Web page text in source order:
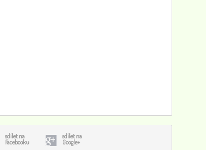
koupelová koule vaječný koňak 50 g
340
sdílet na
Facebooku
sdílet na
Google+